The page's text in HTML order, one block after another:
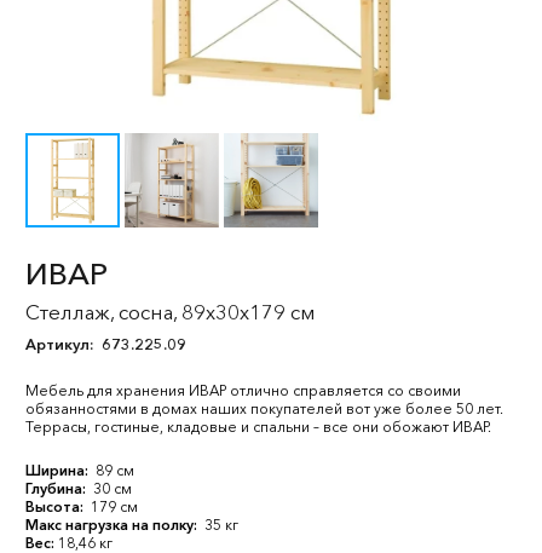
ИВАР
Стеллаж, сосна, 89x30x179 см
Артикул: 673.225.09
Мебель для хранения ИВАР отлично справляется со своими
обязанностями в домах наших покупателей вот уже более 50 лет.
Террасы, гостиные, кладовые и спальни – все они обожают ИВАР.
Ширина: 89 см
Глубина: 30 см
Высота: 179 см
Макс нагрузка на полку: 35 кг
Вес: 18,46 кг